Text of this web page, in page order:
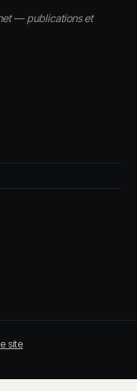
— publications et
site